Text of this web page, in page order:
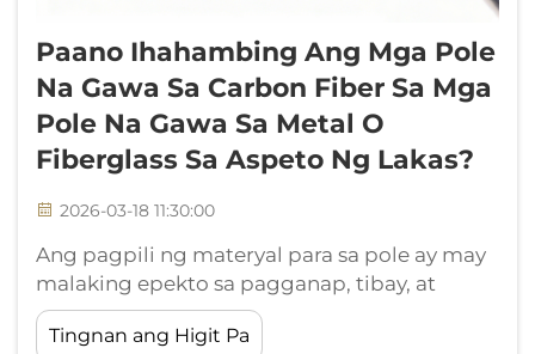
Paano Ihahambing Ang Mga Pole
Na Gawa Sa Carbon Fiber Sa Mga
Pole Na Gawa Sa Metal O
Fiberglass Sa Aspeto Ng Lakas?
2026-03-18 11:30:00
Ang pagpili ng materyal para sa pole ay may
malaking epekto sa pagganap, tibay, at
kahusayan sa gastos ng mga aplikasyon—
from mga bahagi ng agham-
Tingnan ang Higit Pa